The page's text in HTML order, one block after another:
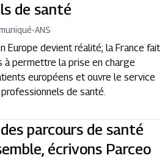
de santé
-ANS
Europe devient réalité; la France fait
à permettre la prise en charge
européens et ouvre le service
de santé.
parcours de santé
écrivons Parceo